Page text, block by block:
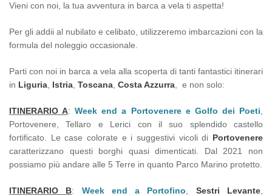
Vieni con noi, la tua avventura in barca a vela ti aspetta!
Per gli addii al nubilato e celibato, utilizzeremo imbarcazioni con la
formula del noleggio occasionale.
Parti con noi in barca a vela alla scoperta di tanti fantastici itinerari
in Liguria Istria Toscana Costa Azzurra , e non solo:
ITINERARIO A:Week end a Portovenere e Golfo dei Poeti
Portovenere, Tellaro e Lerici con il suo splendido castello
fortificato. Le case colorate e i suggestivi vicoli di Portovenere
caratterizzano questi borghi quasi dimenticati. Dal 2021 non
possiamo più andare alle 5 Terre in quanto Parco Marino protetto.
ITINERARIO B: Week end a Portofino Sestri Levante